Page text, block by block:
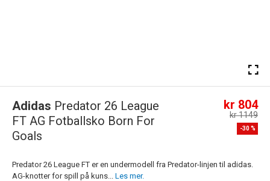
-30 %
Adidas Predator 26 League
FT AG Fotballsko Born For
Goals
kr 804
kr 1149
Predator 26 League FT er en undermodell fra Predator-linjen til adidas.
AG-knotter for spill på kuns... Les mer.